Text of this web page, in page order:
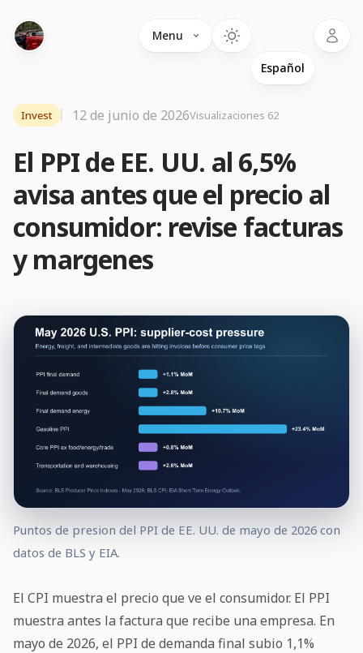
Menu
El PPI de EE. UU. al 6,5%
avisa antes que el precio al
consumidor: revise facturas
y margenes
Invest 12 de junio de 2026Visualizaciones 62
Puntos de presion del PPI de EE. UU. de mayo de 2026 con
datos de BLS y EIA.
El CPI muestra el precio que ve el consumidor. El PPI
muestra antes la factura que recibe una empresa. En
mayo de 2026, el PPI de demanda final subio 1,1%